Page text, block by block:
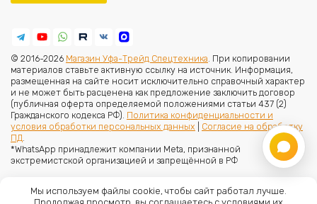
© 2016-2026 Магазин Уфа-Трейд Спецтехника. При копировании
материалов ставьте активную ссылку на источник. Информация,
размещенная на сайте носит исключительно справочный характер
и не может быть расценена как предложение заключить договор
(публичная оферта определяемой положениями статьи 437 (2)
Гражданского кодекса РФ). Политика конфиденциальности и
условия обработки персональных данных
Согласие на обработку
ПД.
*WhatsApp принадлежит компании Meta, признанной
экстремистской организацией и запрещённой в РФ
Мы используем файлы cookie, чтобы сайт работал лучше.